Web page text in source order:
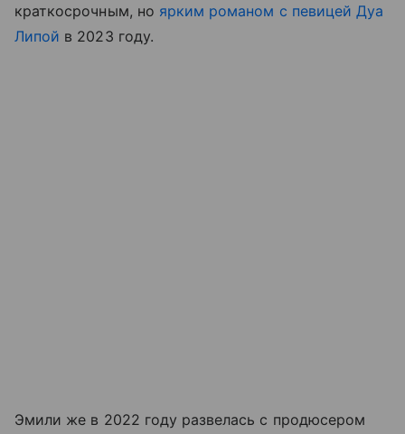
краткосрочным, но ярким романом с певицей Дуа
Липой в 2023 году.
Эмили же в 2022 году развелась с продюсером